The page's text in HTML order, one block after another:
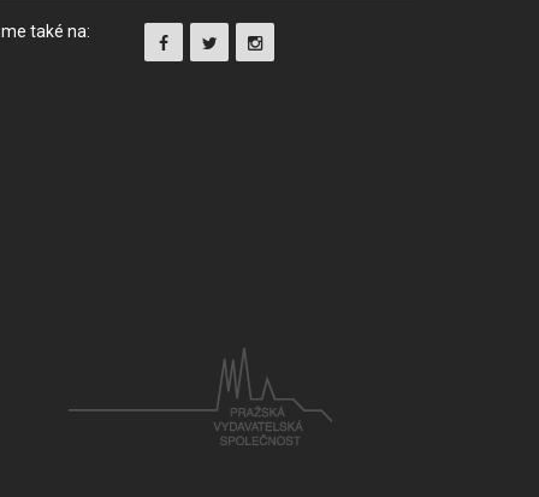
také na: